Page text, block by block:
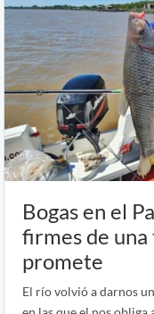
Bogas en el
firmes de
promete
El río volvió a darnos